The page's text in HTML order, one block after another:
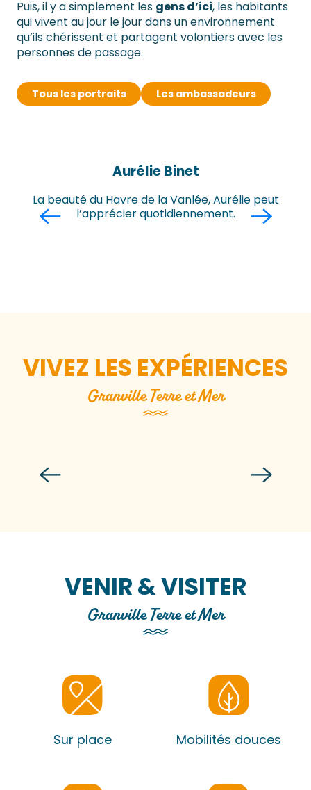
Puis, il y a simplement les gens d’ici, les habitants
qui vivent au jour le jour dans un environnement
qu’ils chérissent et partagent volontiers avec les
personnes de passage.
Tous les portraits Les ambassadeurs
Aurélie Binet
La beauté du Havre de la Vanlée, Aurélie peut
l’apprécier quotidiennement.
VIVEZ LES EXPÉRIENCES
Granville Terre et Mer
paysan de la Ferme du Manoir
VENIR & VISITER
Granville Terre et Mer
Sur place Mobilités douces